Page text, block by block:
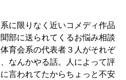
に限りなく近いコメディ作品
部に送られてくるお悩み相談
育会系の代表者３人がそれぞ
なんかやる話。人によって評
言われてたからちょっと不安